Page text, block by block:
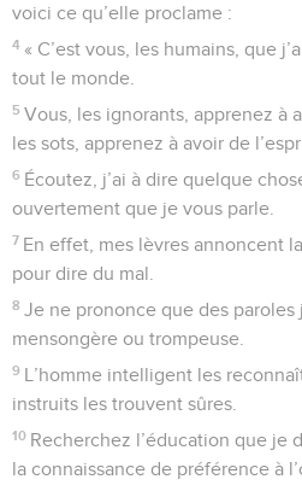
voici ce qu’elle proclame :
4 « C’est vous, les humains, que
tout le monde.
5 Vous, les ignorants, apprenez à
les sots, apprenez à avoir de
6 Écoutez, j’ai à dire quelque
ouvertement que je vous parle.
7 En effet, mes lèvres annoncent
pour dire du mal.
8 Je ne prononce que des paroles
mensongère ou trompeuse.
9 L’homme intelligent les
instruits les trouvent sûres.
10 Recherchez l’éducation que je
la connaissance de préférence à